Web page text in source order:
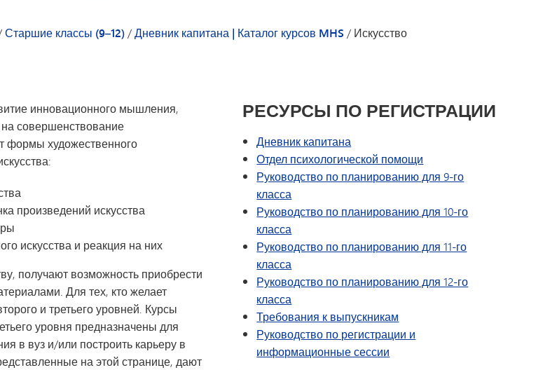
строительство
Tonka Online (дополнительная
информация)
Языки мира
и оценка
коренных народов Америки в
Программа перехода SAIL
Руководство по здоровому
Старшие классы (9–12)/Дневник капитана | Каталог курсов MHS / Искусство
инновационного мышления,
совершенствование
формы художественного
произведений искусства
искусства и реакция на них
получают возможность приобрести
Для тех, кто желает
и третьего уровней. Курсы
уровня предназначены для
в вуз и/или построить карьеру в
на этой странице, дают
РЕСУРСЫ ПО РЕГИСТРАЦИИ
Дневник капитана
Отдел психологической помощи
Руководство по планированию для 9-го
класса
Руководство по планированию для 10-го
класса
Руководство по планированию для 11-го
класса
Руководство по планированию для 12-го
класса
Требования к выпускникам
Руководство по регистрации и
информационные сессии